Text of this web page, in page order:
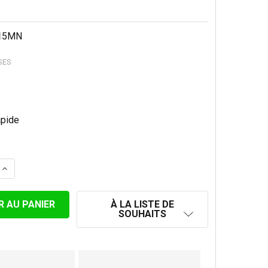
QUANTITÉ DE TUYAU DE CHAUFFAGE COUDE 30° Ø 150
AUGMENTER LA QUANTITÉ DE TUYAU DE CHAUFFAGE
À LA LISTE DE
SOUHAITS